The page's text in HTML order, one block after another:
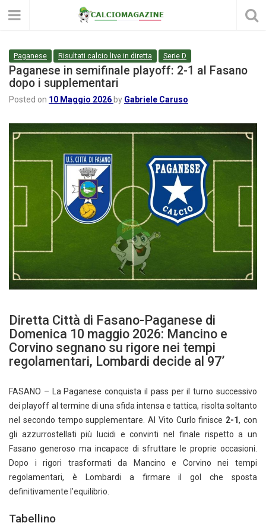
Paganese Risultati calcio live in diretta Serie D
Paganese in semifinale playoff: 2-1 al Fasano
dopo i supplementari
Posted on 10 Maggio 2026 by Gabriele Caruso
Diretta Città di Fasano-Paganese di
Domenica 10 maggio 2026: Mancino e
Corvino segnano su rigore nei tempi
regolamentari, Lombardi decide al 97’
FASANO – La Paganese conquista il pass per il turno successivo
dei playoff al termine di una sfida intensa e tattica, risolta soltanto
nel secondo tempo supplementare. Al Vito Curlo finisce 2-1, con
gli azzurrostellati più lucidi e convinti nel finale rispetto a un
Fasano generoso ma incapace di sfruttare le proprie occasioni.
Dopo i rigori trasformati da Mancino e Corvino nei tempi
regolamentari, è Lombardi a firmare il gol che sposta
definitivamente l’equilibrio.
Tabellino